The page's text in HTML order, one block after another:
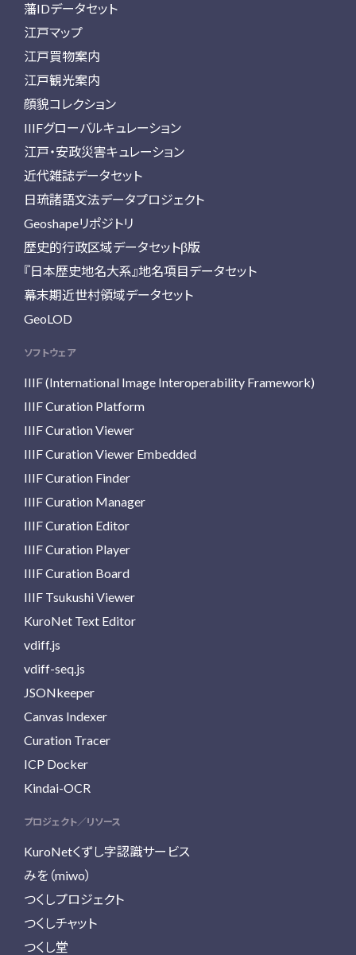
藩IDデータセット
江戸マップ
江戸買物案内
江戸観光案内
顔貌コレクション
IIIFグローバルキュレーション
江戸・安政災害キュレーション
近代雑誌データセット
日琉諸語文法データプロジェクト
Geoshapeリポジトリ
歴史的行政区域データセットβ版
『日本歴史地名大系』地名項目データセット
幕末期近世村領域データセット
GeoLOD
ソフトウェア
IIIF (International Image Interoperability Framework)
IIIF Curation Platform
IIIF Curation Viewer
IIIF Curation Viewer Embedded
IIIF Curation Finder
IIIF Curation Manager
IIIF Curation Editor
IIIF Curation Player
IIIF Curation Board
IIIF Tsukushi Viewer
KuroNet Text Editor
vdiff.js
vdiff-seq.js
JSONkeeper
Canvas Indexer
Curation Tracer
ICP Docker
Kindai-OCR
プロジェクト／リソース
KuroNetくずし字認識サービス
みを（miwo）
つくしプロジェクト
つくしチャット
つくし堂